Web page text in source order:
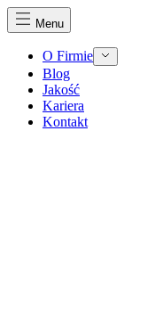
Menu
O Firmie
Blog
Jakość
Kariera
Kontakt